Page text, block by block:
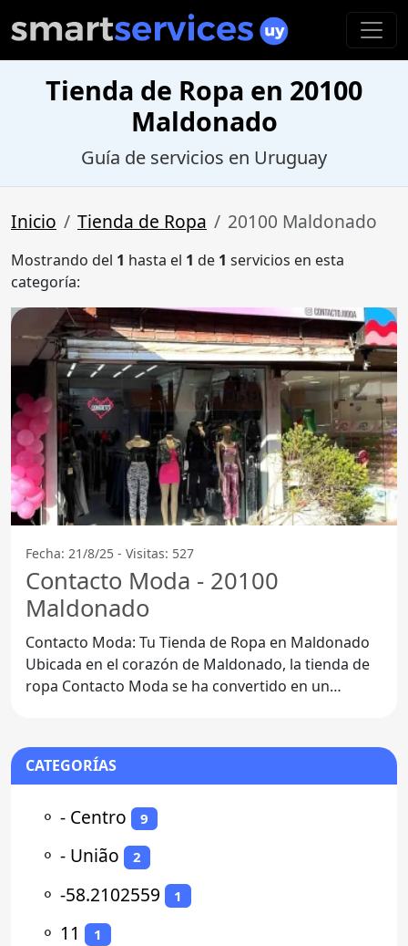
Tienda de Ropa en 20100
Maldonado
Guía de servicios en Uruguay
Inicio Tienda de Ropa 20100 Maldonado
Mostrando del 1 hasta el 1 de 1 servicios en esta
categoría:
Fecha: 21/8/25 - Visitas: 527
Contacto Moda - 20100
Maldonado
Contacto Moda: Tu Tienda de Ropa en Maldonado
Ubicada en el corazón de Maldonado, la tienda de
ropa Contacto Moda se ha convertido en un
CATEGORÍAS
⚬ - Centro 9
⚬ - União 2
⚬ -58.2102559 1
⚬ 11 1